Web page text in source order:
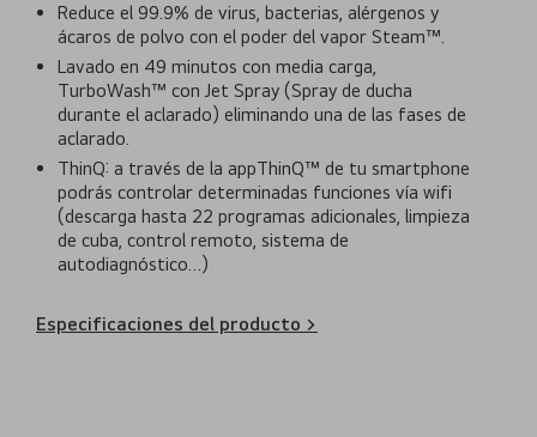
Reduce el 99.9% de virus, bacterias, alérgenos y
ácaros de polvo con el poder del vapor Steam™.
Lavado en 49 minutos con media carga,
TurboWash™ con Jet Spray (Spray de ducha
durante el aclarado) eliminando una de las fases de
aclarado.
ThinQ: a través de la appThinQ™ de tu smartphone
podrás controlar determinadas funciones vía wifi
(descarga hasta 22 programas adicionales, limpieza
de cuba, control remoto, sistema de
autodiagnóstico…)
Especificaciones del producto >